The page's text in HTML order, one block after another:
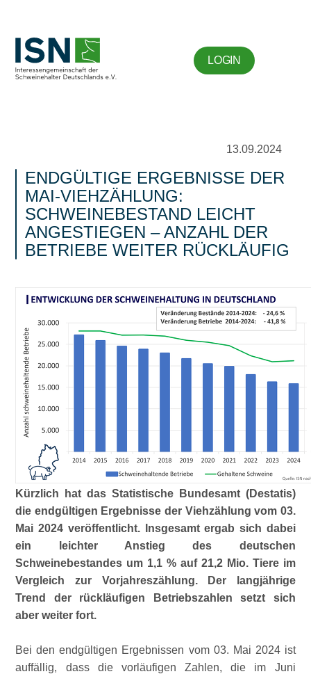
LOGIN
13.09.2024
ENDGÜLTIGE ERGEBNISSE DER
MAI-VIEHZÄHLUNG:
SCHWEINEBESTAND LEICHT
ANGESTIEGEN – ANZAHL DER
BETRIEBE WEITER RÜCKLÄUFIG
Kürzlich hat das Statistische Bundesamt (Destatis)
die endgültigen Ergebnisse der Viehzählung vom 03.
Mai 2024 veröffentlicht. Insgesamt ergab sich dabei
ein leichter Anstieg des deutschen
Schweinebestandes um 1,1 % auf 21,2 Mio. Tiere im
Vergleich zur Vorjahreszählung. Der langjährige
Trend der rückläufigen Betriebszahlen setzt sich
aber weiter fort.
Bei den endgültigen Ergebnissen vom 03. Mai 2024 ist
auffällig, dass die vorläufigen Zahlen, die im Juni